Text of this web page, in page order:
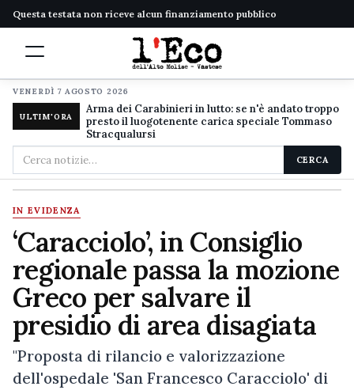
Questa testata non riceve alcun finanziamento pubblico
VENERDÌ 7 AGOSTO 2026
ULTIM'ORA
Arma dei Carabinieri in lutto: se n'è andato troppo
presto il luogotenente carica speciale Tommaso
Stracqualursi
Cerca
nel
sito
CERCA
IN EVIDENZA
‘Caracciolo’, in Consiglio
regionale passa la mozione
Greco per salvare il
presidio di area disagiata
"Proposta di rilancio e valorizzazione
dell'ospedale 'San Francesco Caracciolo' di